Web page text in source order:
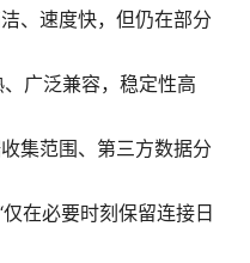
、速度快，但仍在部分
广泛兼容，稳定性高
集范围、第三方数据分
在必要时刻保留连接日